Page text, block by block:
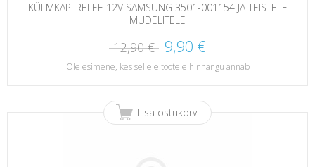
KÜLMKAPI RELEE 12V SAMSUNG 3501-001154 JA TEISTELE
MUDELITELE
12,90 € 9,90 €
Ole esimene, kes sellele tootele hinnangu annab
Lisa ostukorvi